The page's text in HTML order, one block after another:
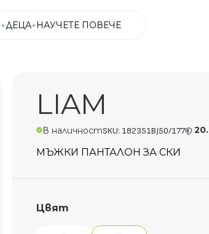
ДЕЦА НАУЧЕТЕ ПОВЕЧЕ
LIAM
В наличностSKU: 182351BJ50/177
МЪЖКИ ПАНТАЛОН ЗА СКИ
Цвят